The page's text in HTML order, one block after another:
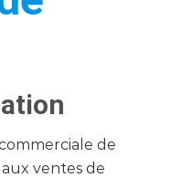
de
ventes de